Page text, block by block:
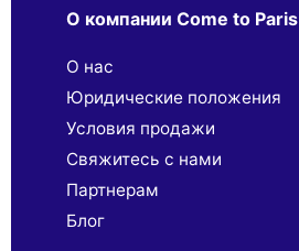
О компании Come to Paris
О нас
Юридические положения
Условия продажи
Свяжитесь с нами
Партнерaм
Блог